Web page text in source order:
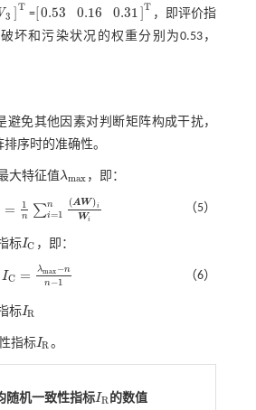
3 ]T =[0.53 0.16 0.31]T
0.530.160.31
，即评价指
坏和污染状况的权重分别为0.53，
避免其他因素对判断矩阵构成干扰，
序时的准确性。
大特征值λmax
λmax ，即：
= 1
n ∑n
i=1
( A W)i
Wi
=1n ∑i =1 nAW Wi （5）
标IC
IC ，即：
IC = λmax −n
n−1
IC= λm ax-nn-1 （6）
标IR
IR
指标IR
IR 。
随机一致性指标IR
IR 的数值